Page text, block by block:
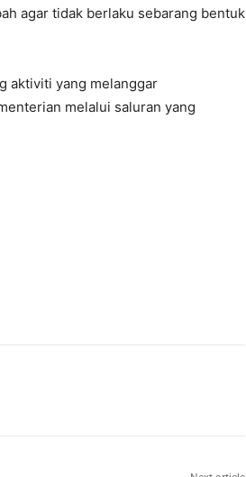
agar tidak berlaku sebarang bentuk
aktiviti yang melanggar
melalui saluran yang